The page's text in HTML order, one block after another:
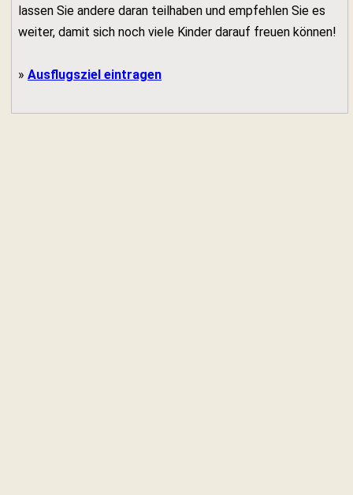
lassen Sie andere daran teilhaben und empfehlen Sie es
weiter, damit sich noch viele Kinder darauf freuen können!
» Ausflugsziel eintragen